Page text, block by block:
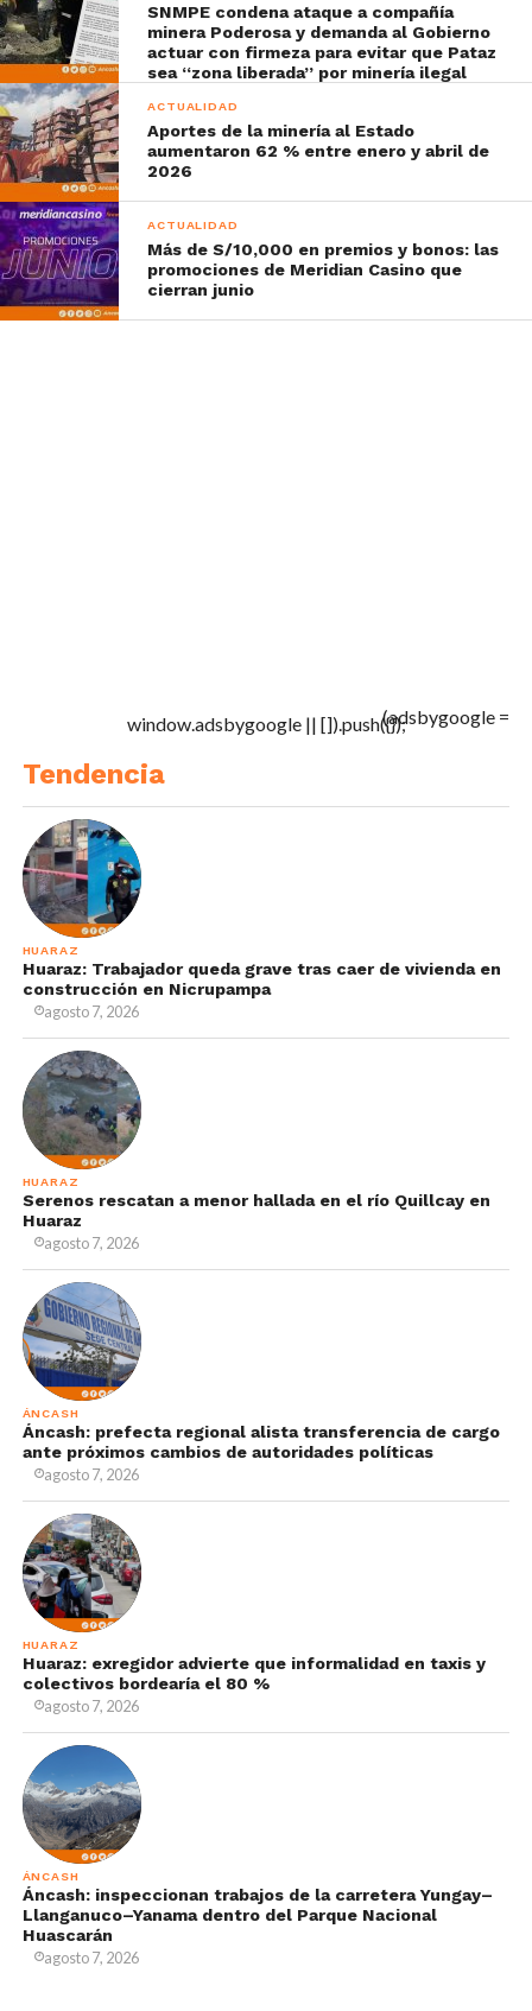
SNMPE condena ataque a compañía
minera Poderosa y demanda al Gobierno
actuar con firmeza para evitar que Pataz
sea “zona liberada” por minería ilegal
ACTUALIDAD
Aportes de la minería al Estado
aumentaron 62 % entre enero y abril de
2026
ACTUALIDAD
Más de S/10,000 en premios y bonos: las
promociones de Meridian Casino que
cierran junio
(adsbygoogle =
window.adsbygoogle || []).push({});
Tendencia
HUARAZ
Huaraz: Trabajador queda grave tras caer de vivienda en
construcción en Nicrupampa
agosto 7, 2026
HUARAZ
Serenos rescatan a menor hallada en el río Quillcay en
Huaraz
agosto 7, 2026
ÁNCASH
Áncash: prefecta regional alista transferencia de cargo
ante próximos cambios de autoridades políticas
agosto 7, 2026
HUARAZ
Huaraz: exregidor advierte que informalidad en taxis y
colectivos bordearía el 80 %
agosto 7, 2026
ÁNCASH
Áncash: inspeccionan trabajos de la carretera Yungay–
Llanganuco–Yanama dentro del Parque Nacional
Huascarán
agosto 7, 2026